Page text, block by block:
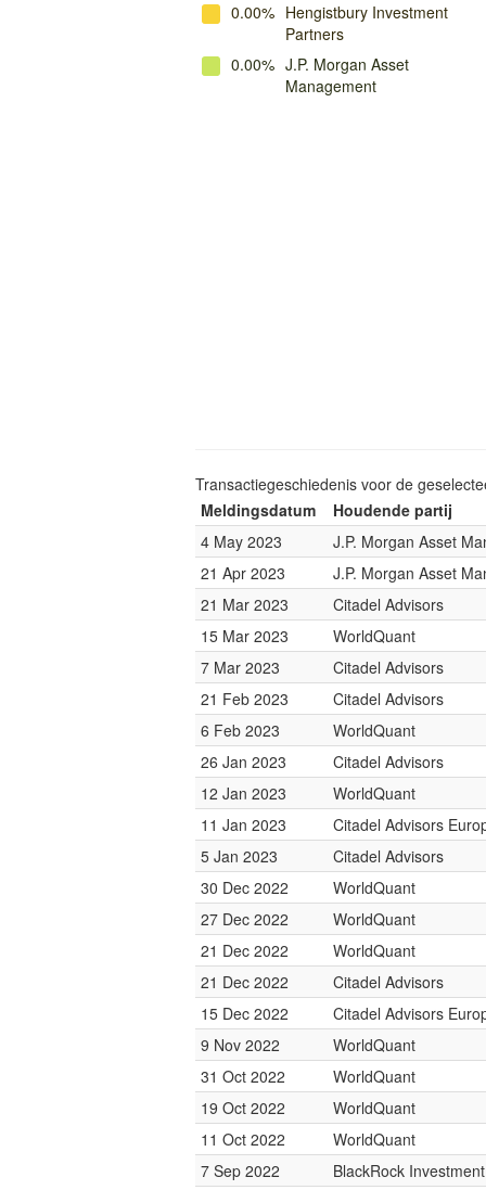
0.00% Hengistbury Investment
Partners
0.00% J.P. Morgan Asset
Management
Transactiegeschiedenis voor de
Meldingsdatum
Houdende partij
4 May 2023
J.P. Morgan Asset
21 Apr 2023
J.P. Morgan Asset
21 Mar 2023
Citadel Advisors
15 Mar 2023
WorldQuant
7 Mar 2023
Citadel Advisors
21 Feb 2023
Citadel Advisors
6 Feb 2023
WorldQuant
26 Jan 2023
Citadel Advisors
12 Jan 2023
WorldQuant
11 Jan 2023
Citadel Advisors
5 Jan 2023
Citadel Advisors
30 Dec 2022
WorldQuant
27 Dec 2022
WorldQuant
21 Dec 2022
WorldQuant
21 Dec 2022
Citadel Advisors
15 Dec 2022
Citadel Advisors
9 Nov 2022
WorldQuant
31 Oct 2022
WorldQuant
19 Oct 2022
WorldQuant
11 Oct 2022
WorldQuant
7 Sep 2022
BlackRock